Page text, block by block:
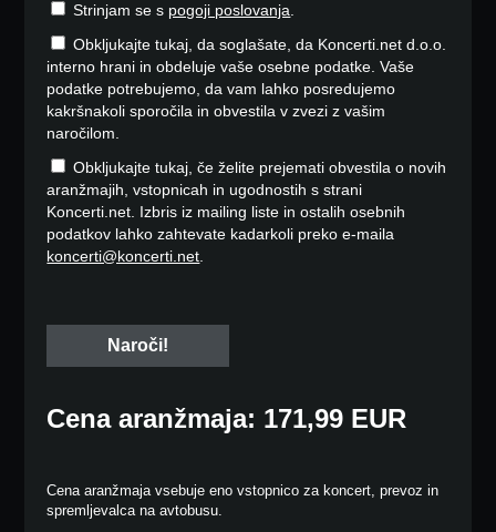
Strinjam se s pogoji poslovanja.
Obkljukajte tukaj, da soglašate, da Koncerti.net d.o.o.
interno hrani in obdeluje vaše osebne podatke. Vaše
podatke potrebujemo, da vam lahko posredujemo
kakršnakoli sporočila in obvestila v zvezi z vašim
naročilom.
Obkljukajte tukaj, če želite prejemati obvestila o novih
aranžmajih, vstopnicah in ugodnostih s strani
Koncerti.net. Izbris iz mailing liste in ostalih osebnih
podatkov lahko zahtevate kadarkoli preko e-maila
koncerti@koncerti.net.
Cena aranžmaja: 171,99 EUR
Cena aranžmaja vsebuje eno vstopnico za koncert, prevoz in
spremljevalca na avtobusu.